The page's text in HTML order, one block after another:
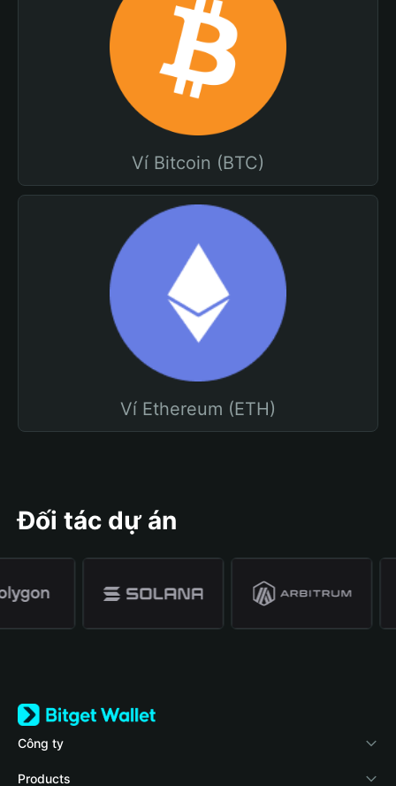
Ví Bitcoin (BTC)
Ví Ethereum (ETH)
Đối tác dự án
Công ty
Về Bitget Wallet
Products